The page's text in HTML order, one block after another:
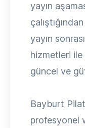
yayın
yayın
hizmetleri
güncel ve
Bayburt
profesyonel